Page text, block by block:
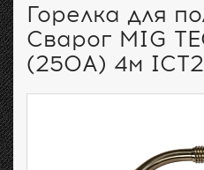
Горелка для
Сварог MIG
(250А) 4м